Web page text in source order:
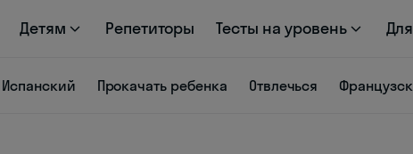
Детям Репетиторы Тесты на уровень
Испанский Прокачать ребенка Отвлечься